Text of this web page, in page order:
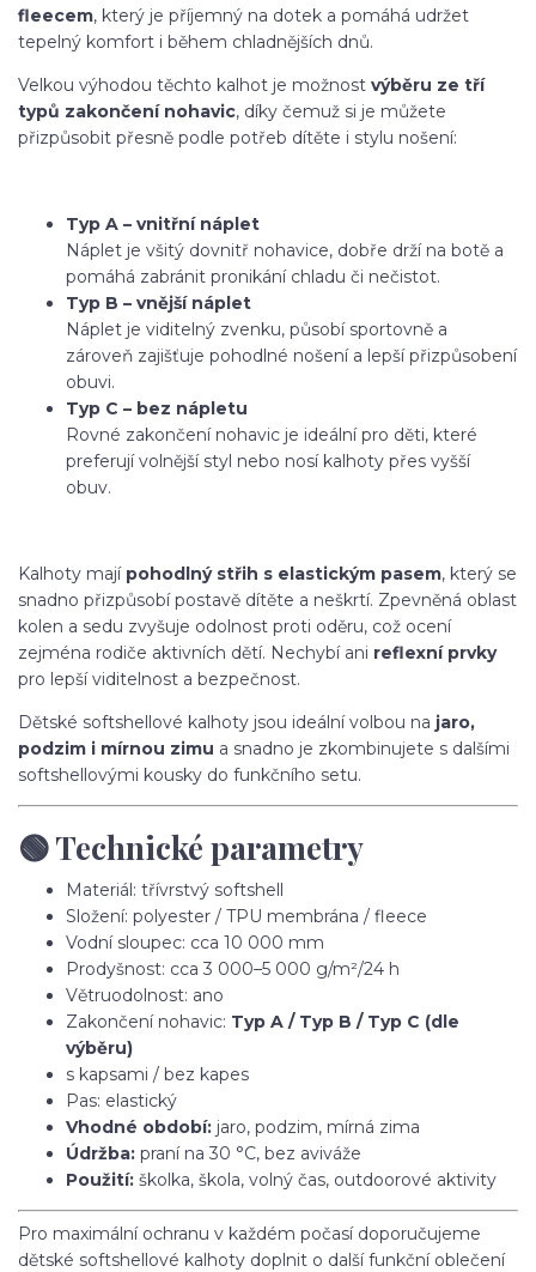
fleecem, který je příjemný na dotek a pomáhá udržet
tepelný komfort i během chladnějších dnů.
Velkou výhodou těchto kalhot je možnost výběru ze tří
typů zakončení nohavic, díky čemuž si je můžete
přizpůsobit přesně podle potřeb dítěte i stylu nošení:
Typ A – vnitřní náplet
Náplet je všitý dovnitř nohavice, dobře drží na botě a
pomáhá zabránit pronikání chladu či nečistot.
Typ B – vnější náplet
Náplet je viditelný zvenku, působí sportovně a
zároveň zajišťuje pohodlné nošení a lepší přizpůsobení
obuvi.
Typ C – bez nápletu
Rovné zakončení nohavic je ideální pro děti, které
preferují volnější styl nebo nosí kalhoty přes vyšší
obuv.
Kalhoty mají pohodlný střih s elastickým pasem, který se
snadno přizpůsobí postavě dítěte a neškrtí. Zpevněná oblast
kolen a sedu zvyšuje odolnost proti oděru, což ocení
zejména rodiče aktivních dětí. Nechybí ani reflexní prvky
pro lepší viditelnost a bezpečnost.
Dětské softshellové kalhoty jsou ideální volbou na jaro,
podzim i mírnou zimu a snadno je zkombinujete s dalšími
softshellovými kousky do funkčního setu.
🟢 Technické parametry
Materiál: třívrstvý softshell
Složení: polyester / TPU membrána / fleece
Vodní sloupec: cca 10 000 mm
Prodyšnost: cca 3 000–5 000 g/m²/24 h
Větruodolnost: ano
Zakončení nohavic: Typ A / Typ B / Typ C (dle
výběru)
s kapsami / bez kapes
Pas: elastický
Vhodné období: jaro, podzim, mírná zima
Údržba: praní na 30 °C, bez aviváže
Použití: školka, škola, volný čas, outdoorové aktivity
Pro maximální ochranu v každém počasí doporučujeme
dětské softshellové kalhoty doplnit o další funkční oblečení